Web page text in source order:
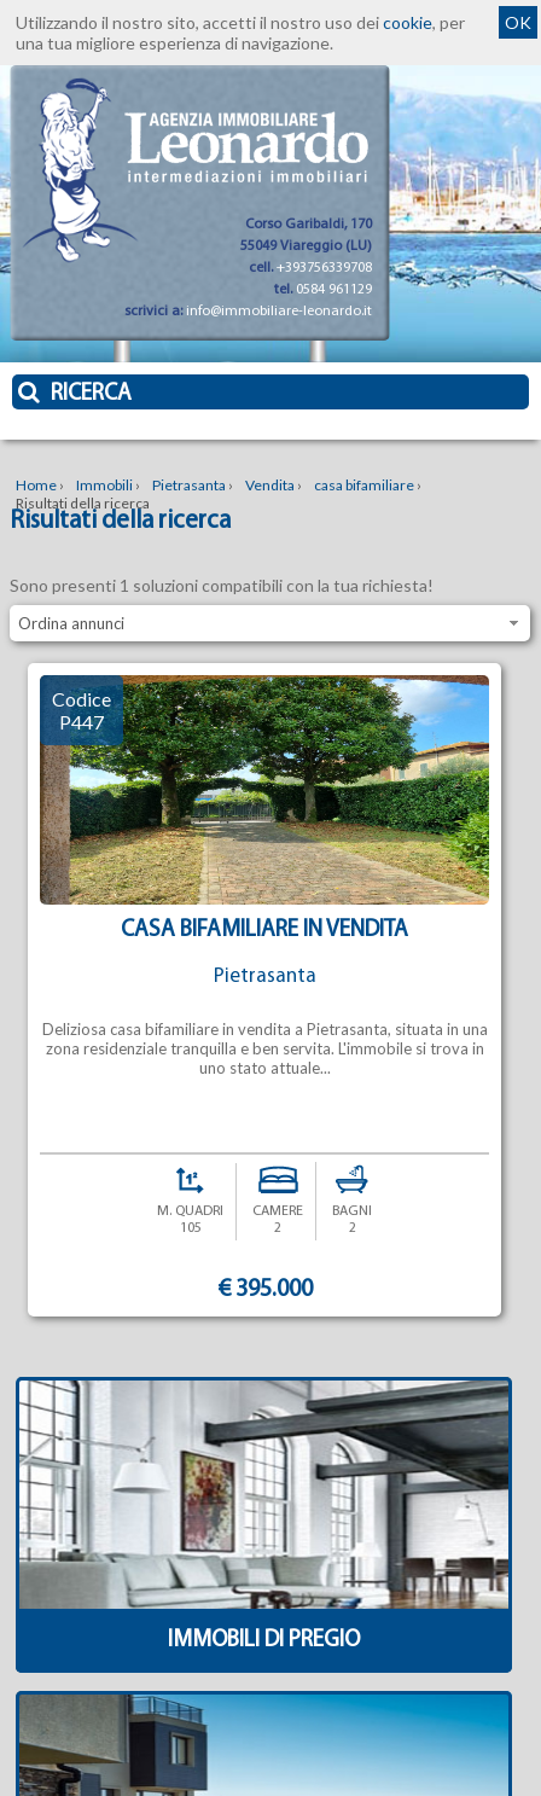
Utilizzando il nostro sito, accetti il nostro uso deicookie, per
una tua migliore esperienza di navigazione.
OK
Corso Garibaldi, 170
55049 Viareggio (LU)
cell.+393756339708
tel. 0584 961129
scrivici a: info@immobiliare-leonardo.it
RICERCA
Home › Immobili › Pietrasanta › Vendita › casa bifamiliare ›
Risultati della ricerca
Risultati della ricerca
Sono presenti 1 soluzioni compatibili con la tua richiesta!
Ordina annunci
CASA BIFAMILIARE IN VENDITA
Pietrasanta
Codice
P447
Deliziosa casa bifamiliare in vendita a Pietrasanta, situata in una
zona residenziale tranquilla e ben servita. L'immobile si trova in
uno stato attuale...
M. QUADRI
105
CAMERE
2
BAGNI
2
€ 395.000
IMMOBILI DI PREGIO